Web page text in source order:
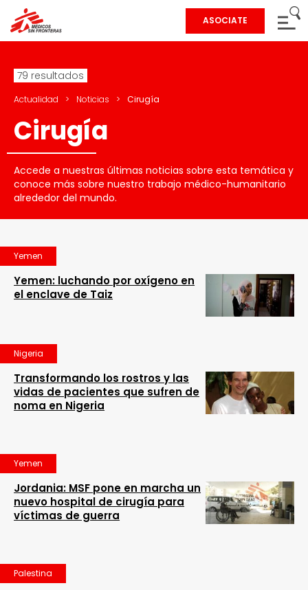
ASOCIATE
79 resultados
Actualidad > Noticias > Cirugía
Cirugía
Accede a nuestras últimas noticias sobre esta temática y
conoce más sobre nuestro trabajo médico-humanitario
alrededor del mundo.
Yemen
Yemen: luchando por oxígeno en
el enclave de Taiz
Nigeria
Transformando los rostros y las
vidas de pacientes que sufren de
noma en Nigeria
Yemen
Jordania: MSF pone en marcha un
nuevo hospital de cirugía para
víctimas de guerra
Palestina